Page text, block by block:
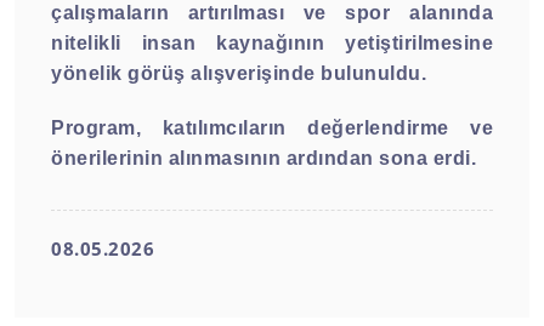
çalışmaların artırılması ve spor alanında
nitelikli insan kaynağının yetiştirilmesine
yönelik görüş alışverişinde bulunuldu.
Program, katılımcıların değerlendirme ve
önerilerinin alınmasının ardından sona erdi.
08.05.2026